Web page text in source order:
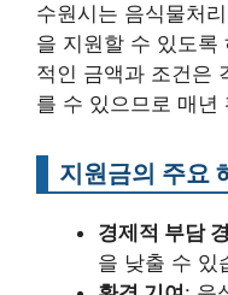
수원시는 음식물처
을 지원할 수 있도록
적인 금액과 조건은
를 수 있으므로 매년
지원금의 주요
경제적 부담
을 낮출 수 있